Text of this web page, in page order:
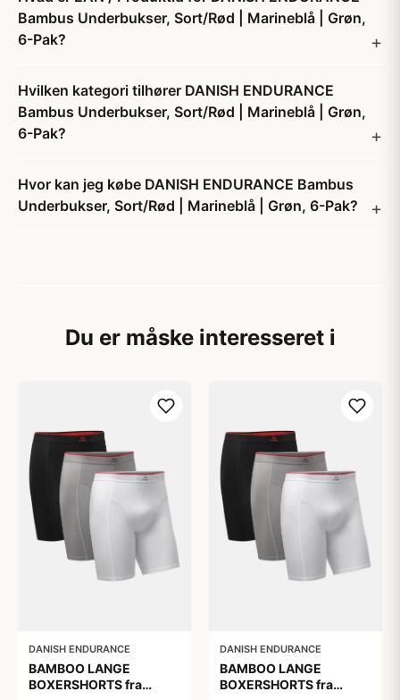
Bambus Underbukser, Sort/Rød | Marineblå | Grøn,
6-Pak?
Hvilken kategori tilhører DANISH ENDURANCE
Bambus Underbukser, Sort/Rød | Marineblå | Grøn,
6-Pak?
Hvor kan jeg købe DANISH ENDURANCE Bambus
Underbukser, Sort/Rød | Marineblå | Grøn, 6-Pak?
Du er måske interesseret i
DANISH ENDURANCE
BAMBOO LANGE
BOXERSHORTS fra
DANISH ENDURANCE
BAMBOO LANGE
BOXERSHORTS fra